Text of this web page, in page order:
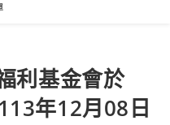
利基金會於
年12月08日